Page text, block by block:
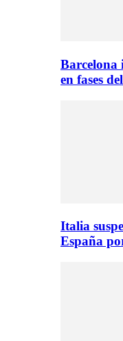
Barcelona
en fases
Italia
España